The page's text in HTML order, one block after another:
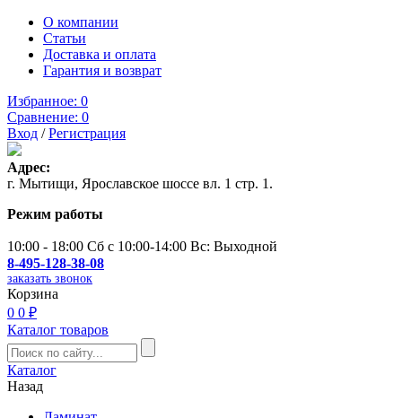
О компании
Статьи
Доставка и оплата
Гарантия и возврат
Избранное: 0
Сравнение: 0
Вход /Регистрация
Адрес:
г. Мытищи, Ярославское шоссе вл. 1 стр. 1.
Режим работы
10:00 - 18:00 Сб с 10:00-14:00 Вс: Выходной
8-495-128-38-08
заказать звонок
Корзина
0 0 ₽
Каталог товаров
Каталог
Назад